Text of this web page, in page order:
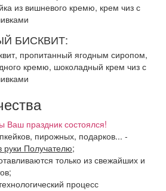
из вишневого кремю, крем чиз с
БИСКВИТ:
пропитанный ягодным сиропом,
кремю, шоколадный крем чиз с
Ваш праздник состоялся!
пирожных, подарков... -
Получателю;
только из свежайших и
процесс